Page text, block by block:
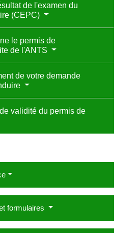
de l'examen du
(CEPC)
le permis de
de l'ANTS
de votre demande
validité du permis de
formulaires